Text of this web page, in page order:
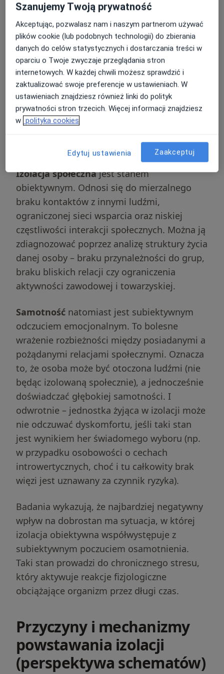
izolacja społeczna a
samotność
W literaturze psychologicznej oraz
socjologicznej niezwykle istotne jest
precyzyjne odróżnienie izolacji społecznej od
poczucia samotności. Mimo że pojęcia te są
często używane zamiennie w języku
funkcjonowania jednostki.
Izolacja społecznajest stanem
obiektywnym. Odnosi się do mierzalnego
braku kontaktów z innymi ludźmi,
ograniczonej sieci wsparcia oraz niskiej
częstliwości interakcji społecznych. Można ją
zdiagnozować poprzez analizę struktury życia
danej osoby – braku przynależności do grup,
braku bliskich relacji czy ograniczenia
aktywności zawodowej i towarzyskiej.
Samotność natomiast jest subiektywnym
odczuciem emocjonalnym. To bolesne
wrażenie rozbieżności między posiadanymi a
pożądanymi relacjami społecznymi. Oznacza
to, że osoba może być otoczona ludźmi (nie
będąc izolowaną społecznie), a jednocześnie
doświadczać głębokiej samotności. I
odwrotnie – jednostka żyjąca w izolacji może
nie odczuwać dyskomfortu, jeśli taki stan
jest wynikiem her świadomego wyboru (np.
w przypadku osobowości o cechach
introwertycznych, choć i tu całkowity brak
więzi jest uznawany za czynnik ryzyka).
Badania wykazują, że najbardziej negatywny
wpływ na dobrostan ma sytuacja, w której
izolacja obiektywna współwystępuje z
subiektywnym poczuciem osamotnienia.
Taki stan prowadzi do chronicznego stresu,
który aktywuje reakcje fizjologiczne
obciążające organizm przez długi czas.
Przyczyny i mechanizmy
powstawania izolacji
(perspektywa schematów)
Szanujemy Twoją prywatność
Akceptując, pozwalasz nam i naszym partnerom używać
plików cookie (lub podobnych technologii) do zbierania
danych do celów statystycznych i dostarczania treści w
oparciu o Twoje zwyczaje przeglądania stron
internetowych. W każdej chwili możesz sprawdzić i
zaktualizować swoje preferencje w ustawieniach. W
ustawieniach znajdziesz również linki do polityk
prywatności stron trzecich. Więcej informacji znajdziesz
w polityka cookies
Edytuj ustawienia Zaakceptuj